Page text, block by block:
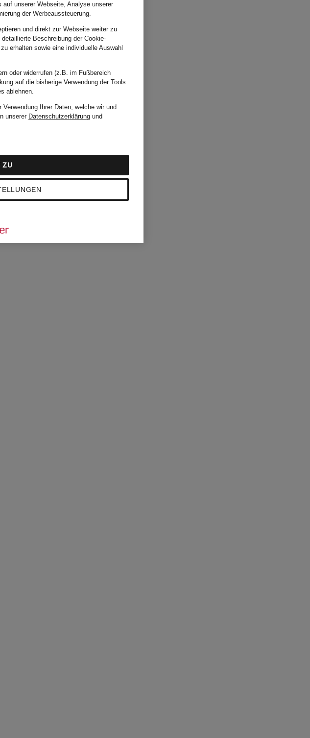
unserer Webseite, Analyse unserer
der Werbeaussteuerung.
und direkt zur Webseite weiter zu
Beschreibung der Cookie-
erhalten sowie eine individuelle Auswahl
oder widerrufen (z.B. im Fußbereich
auf die bisherige Verwendung der Tools
ablehnen.
Ihrer Daten, welche wir und
unserer Datenschutzerklärung und
ZU